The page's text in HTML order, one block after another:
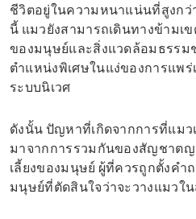
ชีวิตอยู่ในความหนาแน่นที่สูงก
นี้ แมวยังสามารถเดินทางข้ามเ
ของมนุษย์และสิ่งแวดล้อมธรรม
ตำแหน่งพิเศษในแง่ของการแพ
ระบบนิเวศ
ดังนั้น ปัญหาที่เกิดจากการที่แมว
มาจากการรวมกันของสัญชาต
เลี้ยงของมนุษย์ ผู้ที่ควรถูกตั้งค
มนุษย์ที่ตัดสินใจว่าจะวางแมวใ